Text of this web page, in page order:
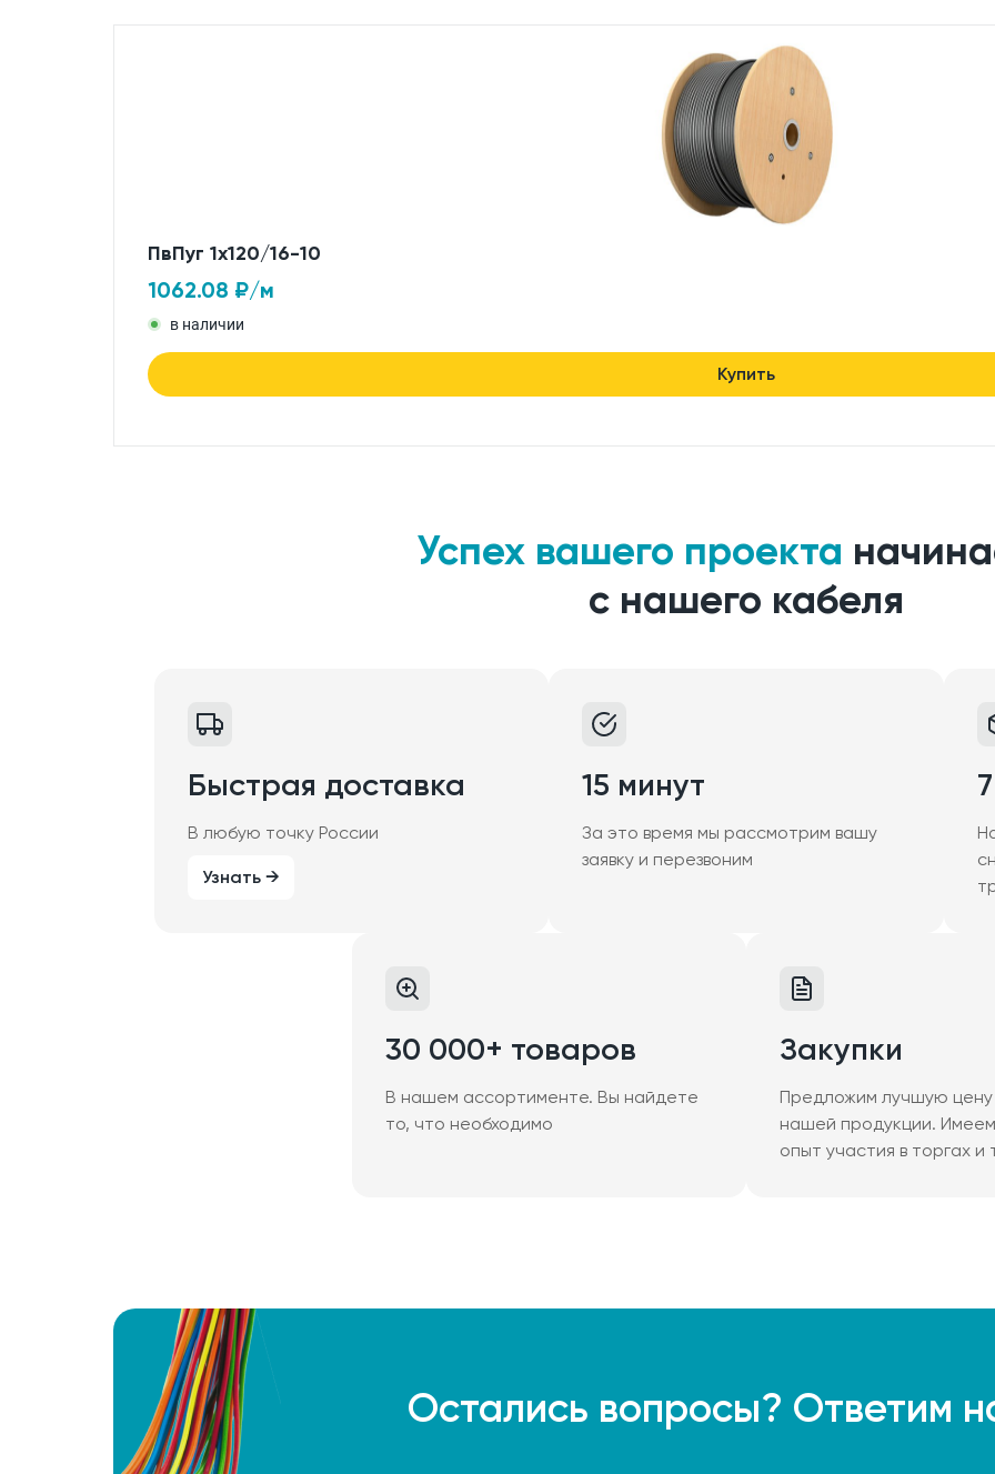
ПвПуг 1x120/16-10
1062.08 ₽/м
в наличии
Купить
Успех вашего проекта
с нашего кабеля
Быстрая доставка
В любую точку России
Узнать →
15 минут
За это время мы рассмотрим вашу
заявку и перезвоним
30 000+ товаров
В нашем ассортименте. Вы найдете
то, что необходимо
Закупки
Предложим лучшую цену
нашей продукции.
опыт участия в торгах и
Остались вопросы? Ответим